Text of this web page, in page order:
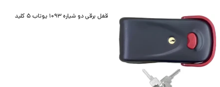
قفل برقی دو شیاره 1093 یوتاب 5 کلید